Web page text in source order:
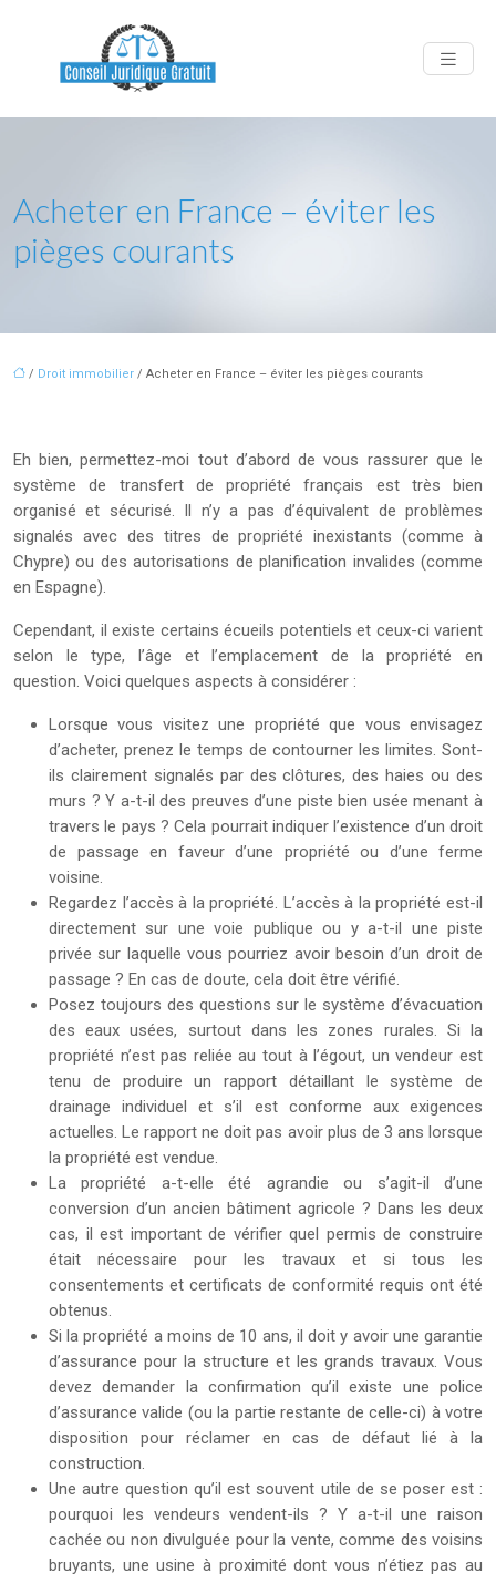
Acheter en France – éviter les
pièges courants
/ Droit immobilier / Acheter en France – éviter les pièges courants
Eh bien, permettez-moi tout d’abord de vous rassurer que le
système de transfert de propriété français est très bien
organisé et sécurisé. Il n’y a pas d’équivalent de problèmes
signalés avec des titres de propriété inexistants (comme à
Chypre) ou des autorisations de planification invalides (comme
en Espagne).
Cependant, il existe certains écueils potentiels et ceux-ci varient
selon le type, l’âge et l’emplacement de la propriété en
question. Voici quelques aspects à considérer :
Lorsque vous visitez une propriété que vous envisagez
d’acheter, prenez le temps de contourner les limites. Sont-
ils clairement signalés par des clôtures, des haies ou des
murs ? Y a-t-il des preuves d’une piste bien usée menant à
travers le pays ? Cela pourrait indiquer l’existence d’un droit
de passage en faveur d’une propriété ou d’une ferme
voisine.
Regardez l’accès à la propriété. L’accès à la propriété est-il
directement sur une voie publique ou y a-t-il une piste
privée sur laquelle vous pourriez avoir besoin d’un droit de
passage ? En cas de doute, cela doit être vérifié.
Posez toujours des questions sur le système d’évacuation
des eaux usées, surtout dans les zones rurales. Si la
propriété n’est pas reliée au tout à l’égout, un vendeur est
tenu de produire un rapport détaillant le système de
drainage individuel et s’il est conforme aux exigences
actuelles. Le rapport ne doit pas avoir plus de 3 ans lorsque
la propriété est vendue.
La propriété a-t-elle été agrandie ou s’agit-il d’une
conversion d’un ancien bâtiment agricole ? Dans les deux
cas, il est important de vérifier quel permis de construire
était nécessaire pour les travaux et si tous les
consentements et certificats de conformité requis ont été
obtenus.
Si la propriété a moins de 10 ans, il doit y avoir une garantie
d’assurance pour la structure et les grands travaux. Vous
devez demander la confirmation qu’il existe une police
d’assurance valide (ou la partie restante de celle-ci) à votre
disposition pour réclamer en cas de défaut lié à la
construction.
Une autre question qu’il est souvent utile de se poser est :
pourquoi les vendeurs vendent-ils ? Y a-t-il une raison
cachée ou non divulguée pour la vente, comme des voisins
bruyants, une usine à proximité dont vous n’étiez pas au